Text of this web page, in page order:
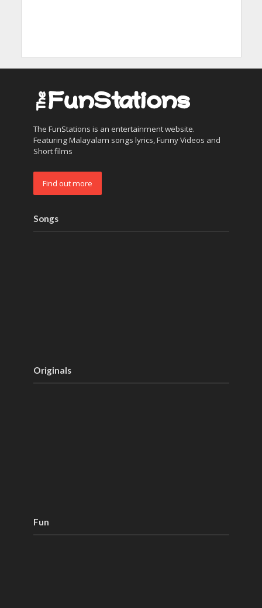
The FunStations is an entertainment website.
Featuring Malayalam songs lyrics, Funny Videos and
Short films
Find out more
Songs
Originals
Fun